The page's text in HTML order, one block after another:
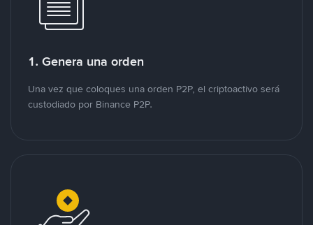
1. Genera una orden
Una vez que coloques una orden P2P, el criptoactivo será
custodiado por Binance P2P.